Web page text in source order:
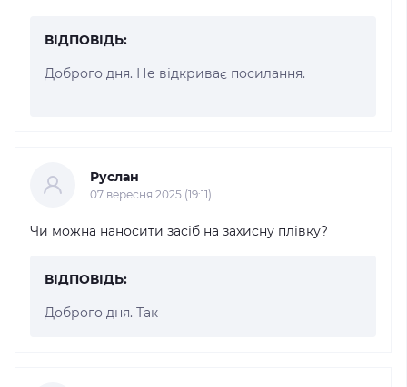
ВІДПОВІДЬ:
Доброго дня. Не відкриває посилання.
Руслан
07 вересня 2025 (19:11)
Чи можна наносити засіб на захисну плівку?
ВІДПОВІДЬ:
Доброго дня. Так